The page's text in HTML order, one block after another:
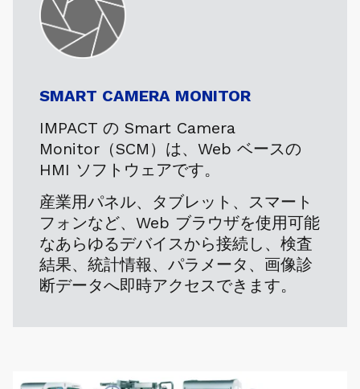
SMART CAMERA MONITOR
IMPACT の Smart Camera
Monitor（SCM）は、Web ベースの
HMI ソフトウェアです。
産業用パネル、タブレット、スマート
フォンなど、Web ブラウザを使用可能
なあらゆるデバイスから接続し、検査
結果、統計情報、パラメータ、画像診
断データへ即時アクセスできます。